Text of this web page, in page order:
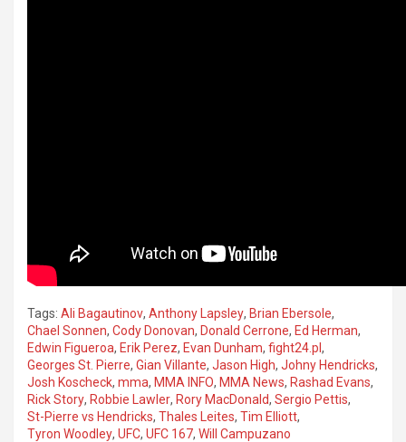
Tags: Ali Bagautinov, Anthony Lapsley, Brian Ebersole,
Chael Sonnen, Cody Donovan, Donald Cerrone, Ed Herman,
Edwin Figueroa, Erik Perez, Evan Dunham, fight24.pl ,
Georges St. Pierre, Gian Villante, Jason High, Johny Hendricks,
Josh Koscheck, mma, MMA INFO, MMA News, Rashad Evans,
Rick Story, Robbie Lawler, Rory MacDonald, Sergio Pettis,
St-Pierre vs Hendricks, Thales Leites, Tim Elliott,
Tyron Woodley, UFC, UFC 167, Will Campuzano